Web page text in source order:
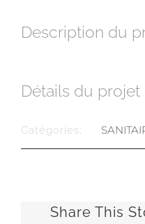
Description du
Détails du projet
Catégories:
Share This